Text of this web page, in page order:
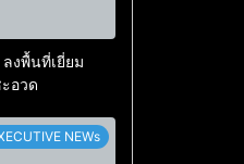
งพื้นที่เยี่ยม
อวด
NEWs